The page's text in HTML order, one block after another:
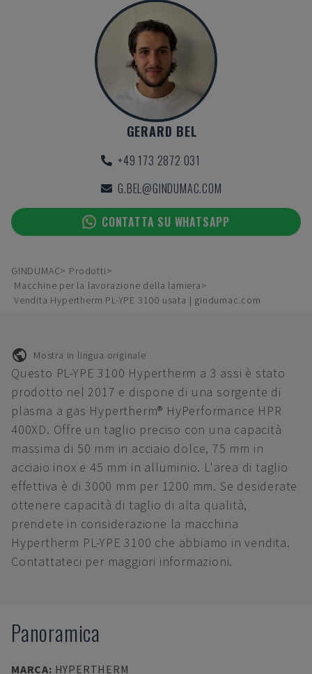
GERARD BEL
+49 173 2872 031
G.BEL@GINDUMAC.COM
CONTATTA SU WHATSAPP
GINDUMAC
Prodotti
Macchine per la lavorazione della lamiera
Vendita Hypertherm PL-YPE 3100 usata | gindumac.com
Mostra in lingua originale
Questo PL-YPE 3100 Hypertherm a 3 assi è stato
prodotto nel 2017 e dispone di una sorgente di
plasma a gas Hypertherm® HyPerformance HPR
400XD. Offre un taglio preciso con una capacità
massima di 50 mm in acciaio dolce, 75 mm in
acciaio inox e 45 mm in alluminio. L'area di taglio
effettiva è di 3000 mm per 1200 mm. Se desiderate
ottenere capacità di taglio di alta qualità,
prendete in considerazione la macchina
Hypertherm PL-YPE 3100 che abbiamo in vendita.
Contattateci per maggiori informazioni.
Panoramica
MARCA: HYPERTHERM